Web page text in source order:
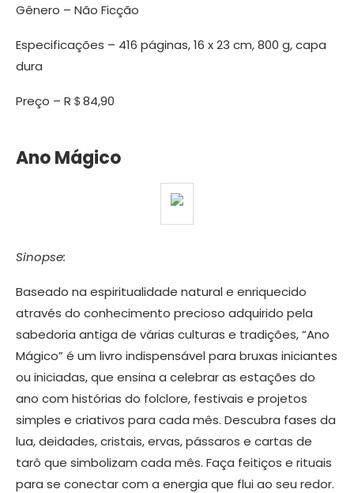
Gênero – Não Ficção
Especificações – 416 páginas, 16 x 23 cm, 800 g, capa
dura
Preço – R＄84,90
Ano Mágico
Sinopse:
Baseado na espiritualidade natural e enriquecido
através do conhecimento precioso adquirido pela
sabedoria antiga de várias culturas e tradições, “Ano
Mágico” é um livro indispensável para bruxas iniciantes
ou iniciadas, que ensina a celebrar as estações do
ano com histórias do folclore, festivais e projetos
simples e criativos para cada mês. Descubra fases da
lua, deidades, cristais, ervas, pássaros e cartas de
tarô que simbolizam cada mês. Faça feitiços e rituais
para se conectar com a energia que flui ao seu redor.